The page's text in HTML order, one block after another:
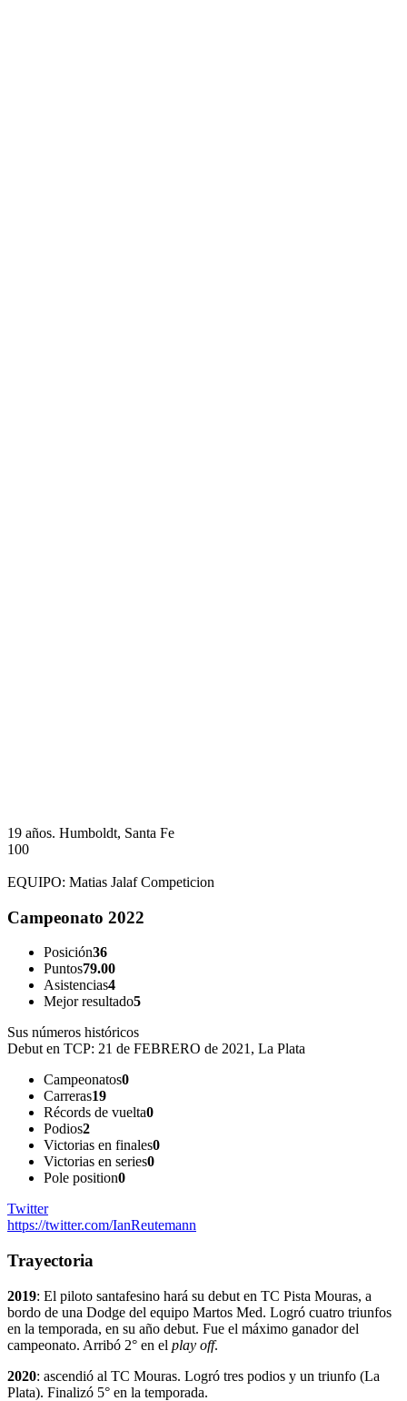
19 años. Humboldt, Santa Fe
100
EQUIPO: Matias Jalaf Competicion
Campeonato 2022
Posición36
Puntos79.00
Asistencias4
Mejor resultado5
Sus números históricos
Debut en TCP: 21 de FEBRERO de 2021, La Plata
Campeonatos0
Carreras19
Récords de vuelta0
Podios2
Victorias en finales0
Victorias en series0
Pole position0
Twitter
https://twitter.com/IanReutemann
Trayectoria
2019: El piloto santafesino hará su debut en TC Pista Mouras, a
bordo de una Dodge del equipo Martos Med. Logró cuatro triunfos
en la temporada, en su año debut. Fue el máximo ganador del
campeonato. Arribó 2° en el play off.
2020: ascendió al TC Mouras. Logró tres podios y un triunfo (La
Plata). Finalizó 5° en la temporada.